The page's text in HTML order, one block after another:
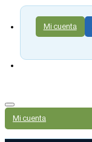
Mi cuenta
Mi cuenta